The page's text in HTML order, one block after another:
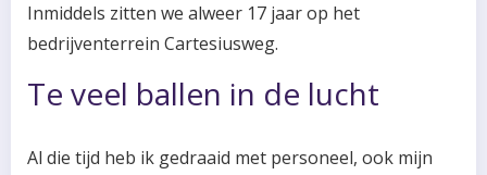
Inmiddels zitten we alweer 17 jaar op het
bedrijventerrein Cartesiusweg.
Te veel ballen in de lucht
Al die tijd heb ik gedraaid met personeel, ook mijn